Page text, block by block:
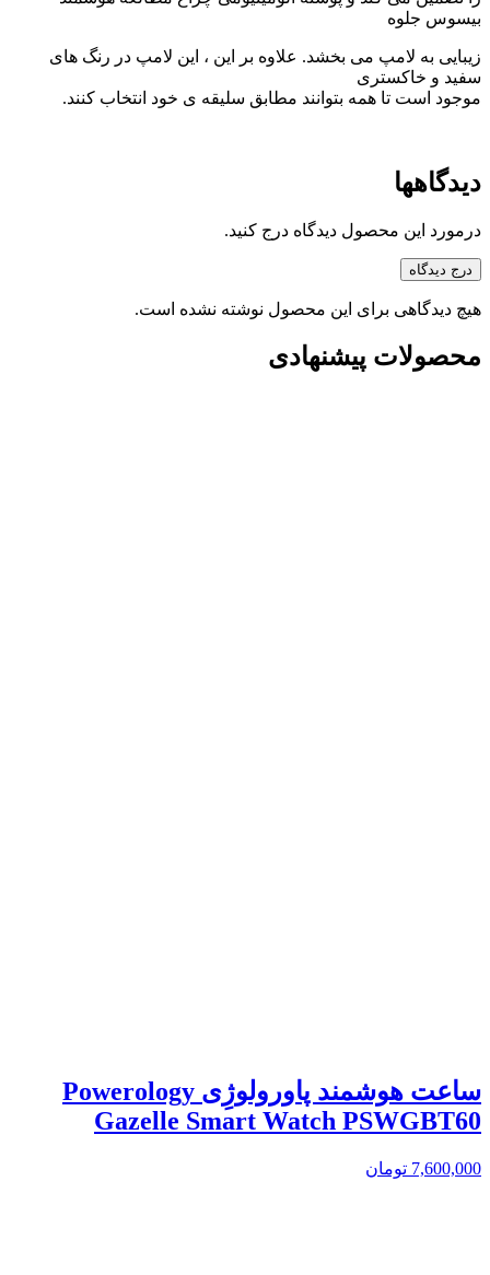
بیسوس جلوه
زیبایی به لامپ می بخشد. علاوه بر این ، این لامپ در رنگ های
سفید و خاکستری
موجود است تا همه بتوانند مطابق سلیقه ی خود انتخاب کنند.
دیدگاهها
درمورد این محصول دیدگاه درج کنید.
درج دیدگاه
هیچ دیدگاهی برای این محصول نوشته نشده است.
محصولات پیشنهادی
ساعت هوشمند پاورولوژِی Powerology
Gazelle Smart Watch PSWGBT60
7,600,000 تومان